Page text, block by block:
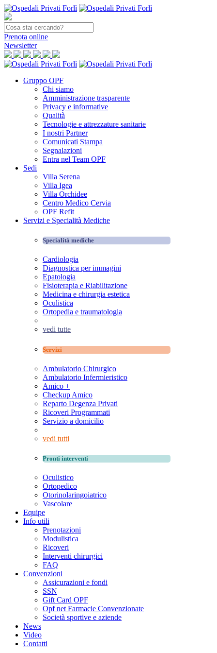
Prenota online
Newsletter
Gruppo OPF
Chi siamo
Amministrazione trasparente
Privacy e informative
Qualità
Tecnologie e attrezzature sanitarie
I nostri Partner
Comunicati Stampa
Segnalazioni
Entra nel Team OPF
Sedi
Villa Serena
Villa Igea
Villa Orchidee
Centro Medico Cervia
OPF Refit
Servizi e Specialità Mediche
Specialità mediche
Cardiologia
Diagnostica per immagini
Epatologia
Fisioterapia e Riabilitazione
Medicina e chirurgia estetica
Oculistica
Ortopedia e traumatologia
vedi tutte
Servizi
Ambulatorio Chirurgico
Ambulatorio Infermieristico
Amico +
Checkup Amico
Reparto Degenza Privati
Ricoveri Programmati
Servizio a domicilio
vedi tutti
Pronti interventi
Oculistico
Ortopedico
Otorinolaringoiatrico
Vascolare
Equipe
Info utili
Prenotazioni
Modulistica
Ricoveri
Interventi chirurgici
FAQ
Convenzioni
Assicurazioni e fondi
SSN
Gift Card OPF
Opf net Farmacie Convenzionate
Società sportive e aziende
News
Video
Contatti